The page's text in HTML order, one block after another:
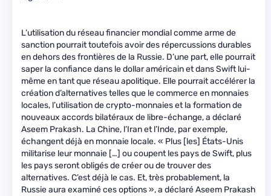
L’utilisation du réseau financier mondial comme arme de
sanction pourrait toutefois avoir des répercussions durables
en dehors des frontières de la Russie. D’une part, elle pourrait
saper la confiance dans le dollar américain et dans Swift lui-
même en tant que réseau apolitique. Elle pourrait accélérer la
création d’alternatives telles que le commerce en monnaies
locales, l’utilisation de crypto-monnaies et la formation de
nouveaux accords bilatéraux de libre-échange, a déclaré
Aseem Prakash. La Chine, l’Iran et l’Inde, par exemple,
échangent déjà en monnaie locale. « Plus [les] États-Unis
militarise leur monnaie […] ou coupent les pays de Swift, plus
les pays seront obligés de créer ou de trouver des
alternatives. C’est déjà le cas. Et, très probablement, la
Russie aura examiné ces options », a déclaré Aseem Prakash